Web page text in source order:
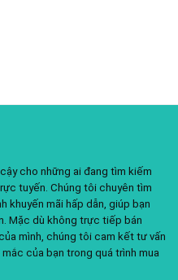
cho những ai đang tìm kiếm
tuyến. Chúng tôi chuyên tìm
khuyến mãi hấp dẫn, giúp bạn
Mặc dù không trực tiếp bán
mình, chúng tôi cam kết tư vấn
của bạn trong quá trình mua